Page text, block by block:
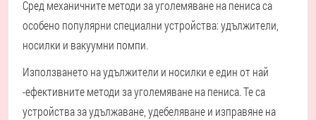
Сред механичните методи за уголемяване на пениса са
особено популярни специални устройства: удължители,
носилки и вакуумни помпи.
Използването на удължители и носилки е един от най
-ефективните методи за уголемяване на пениса. Те са
устройства за удължаване, удебеляване и изправяне на